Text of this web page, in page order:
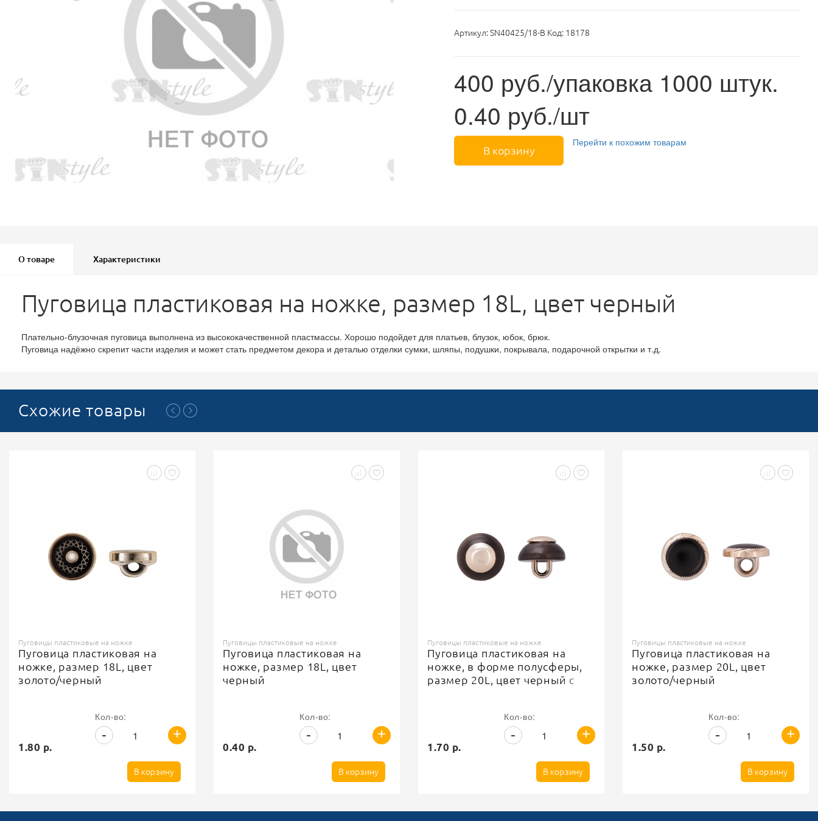
Артикул:SN40425/18-B Код: 18178
400 руб./упаковка 1000 штук.
0.40 руб./шт
В корзину
Перейти к похожим товарам
О товаре Характеристики
Пуговица пластиковая на ножке, размер 18L, цвет черный
Плательно-блузочная пуговица выполнена из высококачественной пластмассы. Хорошо подойдет для платьев, блузок, юбок, брюк.
Пуговица надёжно скрепит части изделия и может стать предметом декора и деталью отделки сумки, шляпы, подушки, покрывала, подарочной открытки и т.д.
Схожие товары
Пуговицы пластиковые на ножке
Пуговица пластиковая на
ножке, размер 18L, цвет
золото/черный
1.80 р.
Кол-во:
+
-
В корзину
Пуговицы пластиковые на ножке
Пуговица пластиковая на
ножке, размер 18L, цвет
черный
0.40 р.
Кол-во:
+
-
В корзину
Пуговицы пластиковые на ножке
Пуговица пластиковая на
ножке, в форме полусферы,
размер 20L, цвет черный с
1.70 р.
Кол-во:
+
-
В корзину
Пуговицы пластиковые на ножке
Пуговица пластиковая на
ножке, размер 20L, цвет
золото/черный
1.50 р.
Кол-во:
+
-
В корзину